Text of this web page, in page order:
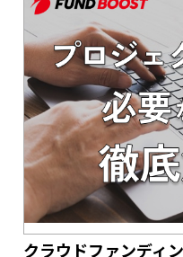
クラウドファンディ